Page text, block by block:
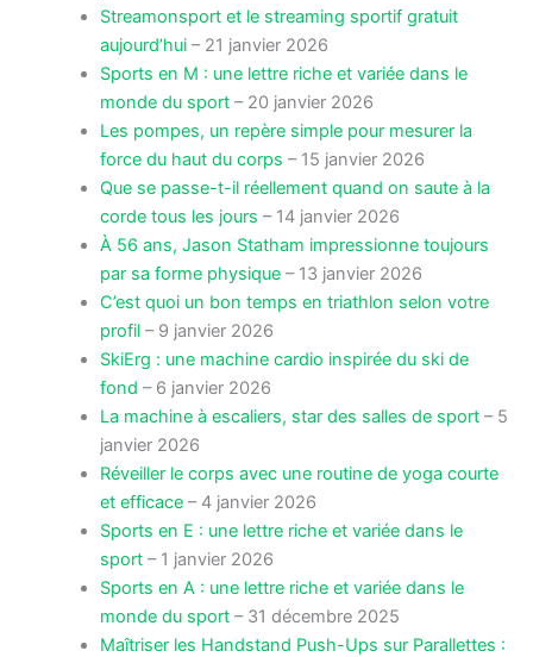
Streamonsport et le streaming sportif gratuit
aujourd’hui– 21 janvier 2026
Sports en M : une lettre riche et variée dans le
monde du sport– 20 janvier 2026
Les pompes, un repère simple pour mesurer la
force du haut du corps – 15 janvier 2026
Que se passe-t-il réellement quand on saute à la
corde tous les jours – 14 janvier 2026
À 56 ans, Jason Statham impressionne toujours
par sa forme physique– 13 janvier 2026
C’est quoi un bon temps en triathlon selon votre
profil– 9 janvier 2026
SkiErg : une machine cardio inspirée du ski de
fond – 6 janvier 2026
La machine à escaliers, star des salles de sport– 5
janvier 2026
Réveiller le corps avec une routine de yoga courte
et efficace– 4 janvier 2026
Sports en E : une lettre riche et variée dans le
sport– 1 janvier 2026
Sports en A : une lettre riche et variée dans le
monde du sport– 31 décembre 2025
Maîtriser les Handstand Push-Ups sur Parallettes :